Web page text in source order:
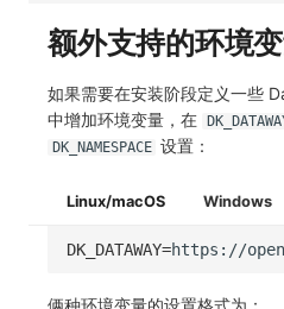
额外支持的环境
如果需要在安装阶段定义一些
中增加环境变量，在
DK_NAMESPACE 设置：
Linux/macOS Windows
DK_DATAWAY=https://
俩种环境变量的设置格式为：